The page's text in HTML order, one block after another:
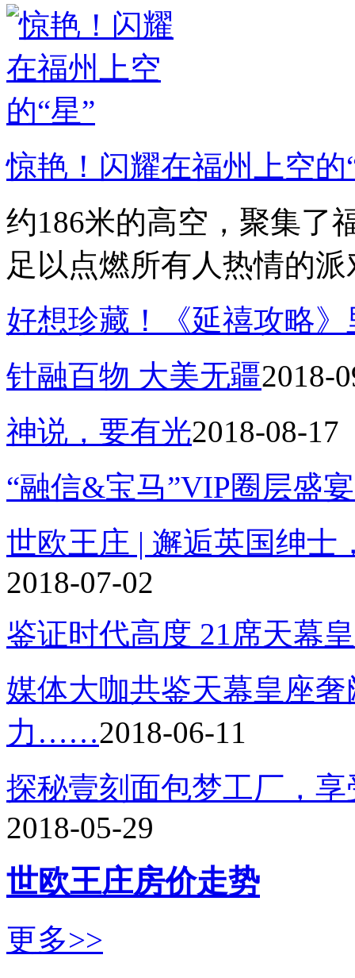
惊艳！闪耀在福州上空的
约186米的高空，聚集了
足以点燃所有人热情的派
好想珍藏！《延禧攻略
针融百物 大美无疆2018-
神说，要有光2018-08-17
“融信&宝马”VIP圈层盛
世欧王庄 | 邂逅英国绅士
2018-07-02
鉴证时代高度 21席天幕
媒体大咖共鉴天幕皇座
力……2018-06-11
探秘壹刻面包梦工厂，
2018-05-29
世欧王庄房价走势
更多>>